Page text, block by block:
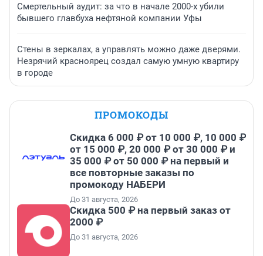
Смертельный аудит: за что в начале 2000-х убили
бывшего главбуха нефтяной компании Уфы
Стены в зеркалах, а управлять можно даже дверями.
Незрячий красноярец создал самую умную квартиру
в городе
ПРОМОКОДЫ
Скидка 6 000 ₽ от 10 000 ₽, 10 000 ₽
от 15 000 ₽, 20 000 ₽ от 30 000 ₽ и
35 000 ₽ от 50 000 ₽ на первый и
все повторные заказы по
промокоду НАБЕРИ
До 31 августа, 2026
Скидка 500 ₽ на первый заказ от
2000 ₽
До 31 августа, 2026